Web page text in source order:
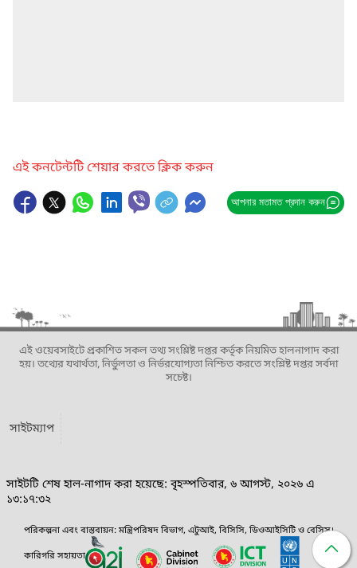
এই কনটেন্টটি শেয়ার করতে ক্লিক করুন
আপনার মতামত প্রদান করুন
এই ওয়েবসাইটে প্রকাশিত সকল তথ্য সংশ্লিষ্ট দপ্তর কর্তৃক নিয়মিত হালনাগাদ করা
হয়। তথ্যের যথার্থতা, নির্ভুলতা ও নির্ভরযোগ্যতা নিশ্চিত করতে সংশ্লিষ্ট দপ্তর সর্বদা
সচেষ্ট।
সাইটম্যাপ
সাইটটি শেষ হাল-নাগাদ করা হয়েছে: বৃহস্পতিবার, ৬ আগস্ট, ২০২৬ এ
১৩:১৭:৩২
পরিকল্পনা এবং বাস্তবায়ন: মন্ত্রিপরিষদ বিভাগ, এটুআই, বিসিসি, ডিওআইসিটি ও বেসিস।
কারিগরি সহায়তা